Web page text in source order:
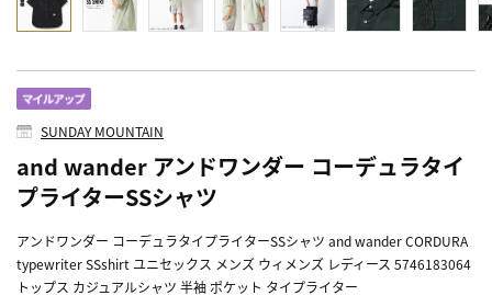
SUNDAY MOUNTAIN
and wander アンドワンダー コーデュラタイ
プライターSSシャツ
アンドワンダー コーデュラタイプライターSSシャツ and wander CORDURA
typewriter SSshirt ユニセックス メンズ ウィメンズ レディース 5746183064
トップス カジュアルシャツ 半袖 ポケット タイプライター